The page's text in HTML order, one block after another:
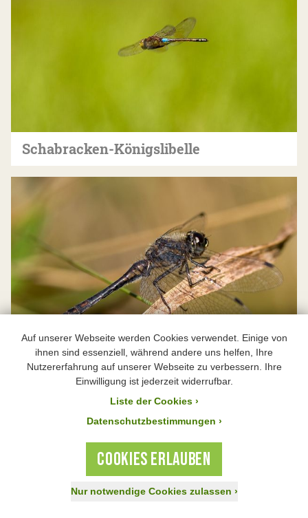
Auf unserer Webseite werden Cookies verwendet. Einige von
ihnen sind essenziell, während andere uns helfen, Ihre
Nutzererfahrung auf unserer Webseite zu verbessern. Ihre
Einwilligung ist jederzeit widerrufbar.
Liste der Cookies ›
Datenschutzbestimmungen ›
COOKIES ERLAUBEN
Nur notwendige Cookies zulassen ›
Schabracken-Königslibelle
Schwarze Heidelibelle